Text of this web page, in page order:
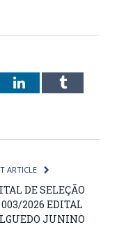
LinkedInTumblr
ARTICLE
DE SELEÇÃO
003/2026 EDITAL
JUNINO